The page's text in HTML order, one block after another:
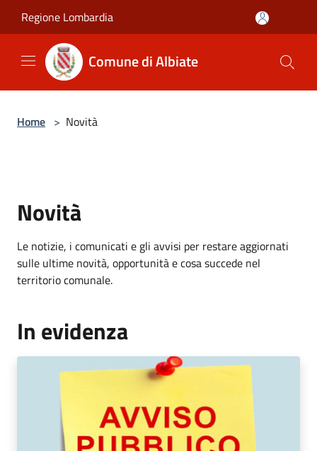
Regione Lombardia
Comune di Albiate
Home > Novità
Novità
Le notizie, i comunicati e gli avvisi per restare aggiornati
sulle ultime novità, opportunità e cosa succede nel
territorio comunale.
In evidenza